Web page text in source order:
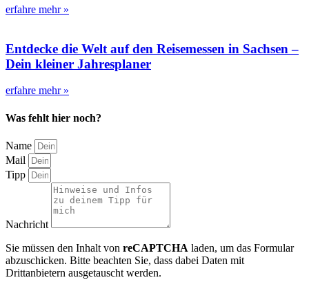
erfahre mehr »
Entdecke die Welt auf den Reisemessen in Sachsen –
Dein kleiner Jahresplaner
erfahre mehr »
Was fehlt hier noch?
Name
Mail
Tipp
Nachricht
Sie müssen den Inhalt von reCAPTCHA laden, um das Formular
abzuschicken. Bitte beachten Sie, dass dabei Daten mit
Drittanbietern ausgetauscht werden.